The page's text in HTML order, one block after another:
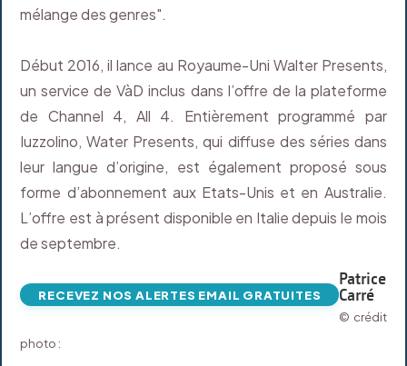
mélange des genres".
Début 2016, il lance au Royaume-Uni Walter Presents,
un service de VàD inclus dans l’offre de la plateforme
de Channel 4, All 4. Entièrement programmé par
Iuzzolino, Water Presents, qui diffuse des séries dans
leur langue d’origine, est également proposé sous
forme d’abonnement aux Etats-Unis et en Australie.
L’offre est à présent disponible en Italie depuis le mois
de septembre.
RECEVEZ NOS ALERTES EMAIL GRATUITES
Patrice
Carré
© crédit
photo :